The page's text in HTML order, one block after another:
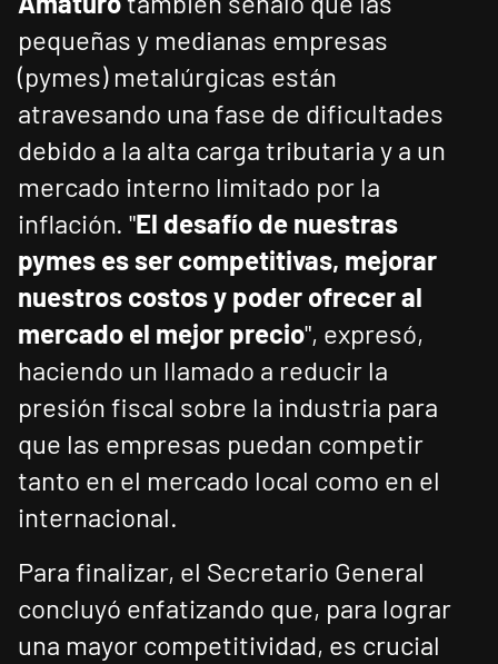
pequeñas y medianas empresas
(pymes) metalúrgicas están
atravesando una fase de dificultades
debido a la alta carga tributaria y a un
mercado interno limitado por la
inflación. "El desafío de nuestras
pymes es ser competitivas, mejorar
nuestros costos y poder ofrecer al
mercado el mejor precio", expresó,
haciendo un llamado a reducir la
presión fiscal sobre la industria para
que las empresas puedan competir
tanto en el mercado local como en el
internacional.
Para finalizar, el Secretario General
concluyó enfatizando que, para lograr
una mayor competitividad, es crucial